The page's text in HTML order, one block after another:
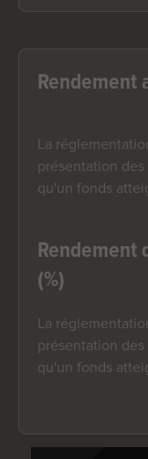
Rendement
La
présentation
qu'un fonds
Rendement
(%)
La
présentation
qu'un fonds